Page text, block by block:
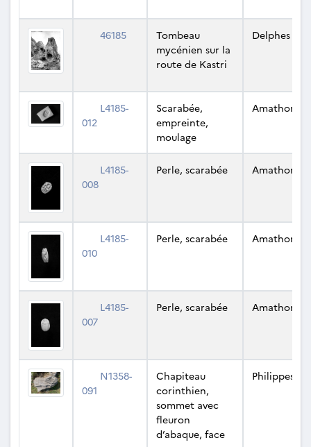
46185
Tombeau
mycénien sur la
route de Kastri
Delphes
L4185-
012
Scarabée,
empreinte,
moulage
Amathonte
L4185-
008
Perle, scarabée Amathonte
L4185-
010
Perle, scarabée Amathonte
L4185-
007
Perle, scarabée Amathonte
N1358-
091
Chapiteau
corinthien,
sommet avec
fleuron
d’abaque, face
Philippes